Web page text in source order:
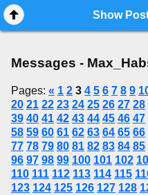
Messages -
Pages: « 1 2 3 4 5 6 7 8 9
20 21 22 23 24 25 26 27 28
39 40 41 42 43 44 45 46 47
58 59 60 61 62 63 64 65 66
77 78 79 80 81 82 83 84 85
96 97 98 99 100 101 102
110 111 112 113 114 115
123 124 125 126 127 128